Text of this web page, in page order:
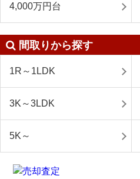
4,000万円台
間取りから探す
1R～1LDK
3K～3LDK
5K～